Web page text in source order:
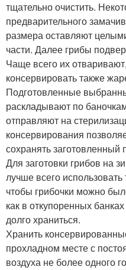
тщательно очистить.
предварительного
размера оставляют
части. Далее грибы
Чаще всего их
консервировать также
Подготовленные
раскладывают по
отправляют на
консервирования
сохранять заготовленный
Для заготовки грибов на
лучше всего
чтобы грибочки можно
как в откупоренных
долго храниться.
Хранить
прохладном месте с
воздуха не более одного